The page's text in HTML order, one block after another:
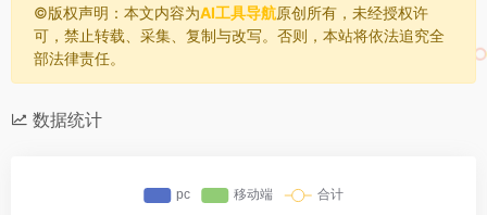
©️版权声明：本文内容为AI工具导航原创所有，未经授权许
可，禁止转载、采集、复制与改写。否则，本站将依法追究全
部法律责任。
数据统计